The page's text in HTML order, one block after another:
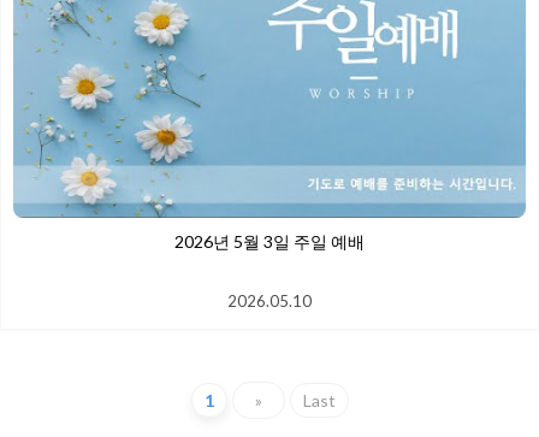
2026년 5월 3일 주일 예배
2026.05.10
1 » Last